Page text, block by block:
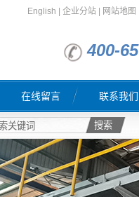
English 企业分站| 网站地图
400-
在线留言 联系我们